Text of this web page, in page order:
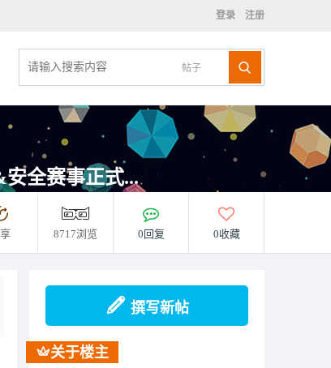
登录 注册
帖子
全赛事正式...
8717浏览 0回复 0收藏
撰写新帖
关于楼主